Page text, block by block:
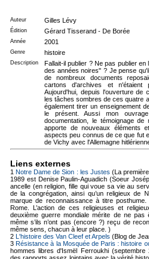
Auteur Gilles Lévy
Édition Gérard Tisserand - De Borée
Année 2001
Genre histoire
Description
Fallait-il publier ? Ne pas publier
des années noires" ? Je pense
de nombreux documents
cartons d'archives et n'étaient
Aujourd'hui, depuis l'ouverture de
les tâches sombres de ces quatre
également tirer un enseignement
le présent. Aussi mon
documentation, le témoignage
apporte de nouveaux éléments
aspects peu connus de ce que fut
de Vichy avec l'Allemagne
Liens externes
1Notre Dame de Sion : les Justes (La
1989 est Denise Paulin-Aguadich (Soeur
ancelle (en religion, fille qui voue sa vie au
de la congrégation, ainsi qu’un religieux de
marque de reconnaissance à titre
Rome. L’action de ces religieuses et
deuxième guerre mondiale mérite de ne pas
même s’ils n’ont pas (encore ?) reçu de
même sens, chacun à leur place. )
2 L'histoire des Van Cleef et Arpels (Blog de
3Résistance à la Mosquée de Paris : histoire
hommes libres d'Ismël Ferroukhi